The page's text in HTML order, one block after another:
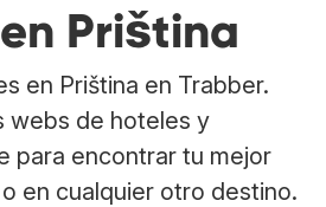
Priština
en Priština en Trabber.
webs de hoteles y
para encontrar tu mejor
en cualquier otro destino.